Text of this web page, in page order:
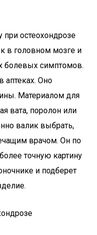
остеохондрозе
в головном мозге и
болевых симптомов.
аптеках. Оно
Материалом для
вата, поролон или
валик выбрать,
врачом. Он по
точную картину
и подберет